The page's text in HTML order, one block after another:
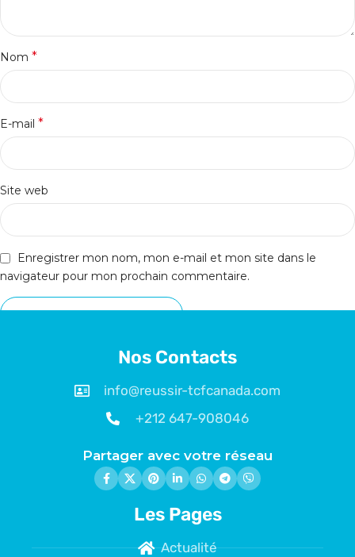
Nom *
E-mail *
Site web
Enregistrer mon nom, mon e-mail et mon site dans le
navigateur pour mon prochain commentaire.
Nos Contacts
info@reussir-tcfcanada.com
+212 647-908046
Partager avec votre réseau
Les Pages
Actualité